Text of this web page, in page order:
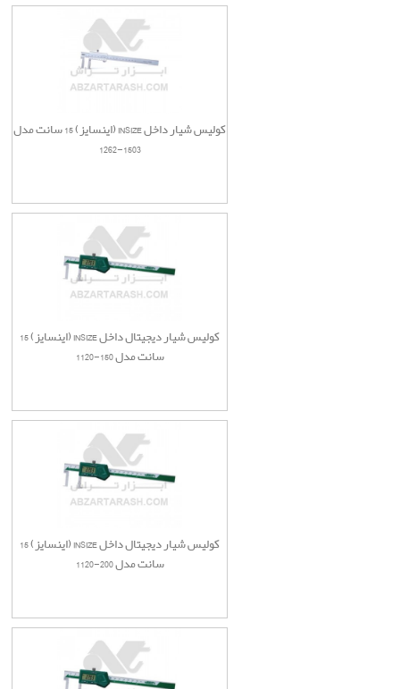
کولیس شیار داخل INSIZE (اینسایز) 15 سانت مدل
1503-1262
کولیس شیار دیجیتال داخل INSIZE (اینسایز) 15
سانت مدل 150-1120
کولیس شیار دیجیتال داخل INSIZE (اینسایز) 15
سانت مدل 200-1120